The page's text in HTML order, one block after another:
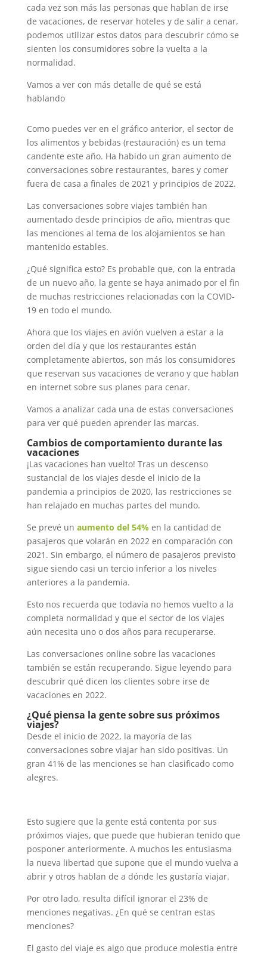
cada vez son más las personas que hablan de irse
de vacaciones, de reservar hoteles y de salir a cenar,
podemos utilizar estos datos para descubrir cómo se
sienten los consumidores sobre la vuelta a la
normalidad.
Vamos a ver con más detalle de qué se está
hablando
Como puedes ver en el gráfico anterior, el sector de
los alimentos y bebidas (restauración) es un tema
candente este año. Ha habido un gran aumento de
conversaciones sobre restaurantes, bares y comer
fuera de casa a finales de 2021 y principios de 2022.
Las conversaciones sobre viajes también han
aumentado desde principios de año, mientras que
las menciones al tema de los alojamientos se han
mantenido estables.
¿Qué significa esto? Es probable que, con la entrada
de un nuevo año, la gente se haya animado por el fin
de muchas restricciones relacionadas con la COVID-
19 en todo el mundo.
Ahora que los viajes en avión vuelven a estar a la
orden del día y que los restaurantes están
completamente abiertos, son más los consumidores
que reservan sus vacaciones de verano y que hablan
en internet sobre sus planes para cenar.
Vamos a analizar cada una de estas conversaciones
para ver qué pueden aprender las marcas.
Cambios de comportamiento durante las
vacaciones
¡Las vacaciones han vuelto! Tras un descenso
sustancial de los viajes desde el inicio de la
pandemia a principios de 2020, las restricciones se
han relajado en muchas partes del mundo.
Se prevé un aumento del 54%en la cantidad de
pasajeros que volarán en 2022 en comparación con
2021. Sin embargo, el número de pasajeros previsto
sigue siendo casi un tercio inferior a los niveles
anteriores a la pandemia.
Esto nos recuerda que todavía no hemos vuelto a la
completa normalidad y que el sector de los viajes
aún necesita uno o dos años para recuperarse.
Las conversaciones online sobre las vacaciones
también se están recuperando. Sigue leyendo para
descubrir qué dicen los clientes sobre irse de
vacaciones en 2022.
¿Qué piensa la gente sobre sus próximos
viajes?
Desde el inicio de 2022, la mayoría de las
conversaciones sobre viajar han sido positivas. Un
gran 41% de las menciones se han clasificado como
alegres.
Esto sugiere que la gente está contenta por sus
próximos viajes, que puede que hubieran tenido que
posponer anteriormente. A muchos les entusiasma
la nueva libertad que supone que el mundo vuelva a
abrir y otros hablan de a dónde les gustaría viajar.
Por otro lado, resulta difícil ignorar el 23% de
menciones negativas. ¿En qué se centran estas
menciones?
El gasto del viaje es algo que produce molestia entre